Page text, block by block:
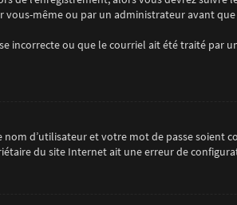
même ou par un administrateur avant
incorrecte ou que le courriel ait été traité par
d’utilisateur et votre mot de passe soient
du site Internet ait une erreur de